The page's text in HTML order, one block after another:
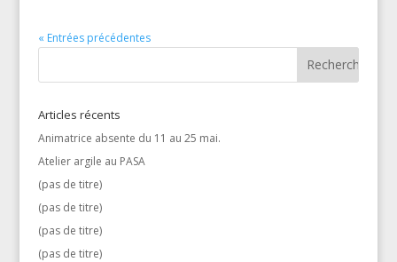
« Entrées précédentes
Articles récents
Animatrice absente du 11 au 25 mai.
Atelier argile au PASA
(pas de titre)
(pas de titre)
(pas de titre)
(pas de titre)